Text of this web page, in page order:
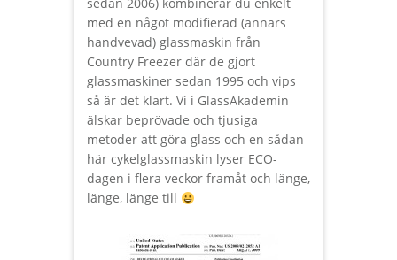
sedan 2006) kombinerar du enkelt
med en något modifierad (annars
handvevad) glassmaskin från
Country Freezer där de gjort
glassmaskiner sedan 1995 och vips
så är det klart. Vi i GlassAkademin
älskar beprövade och tjusiga
metoder att göra glass och en sådan
här cykelglassmaskin lyser ECO-
dagen i flera veckor framåt och länge,
länge, länge till